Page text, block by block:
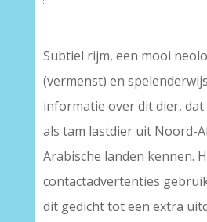
Subtiel rijm, een mooi
(vermenst) en
informatie over dit dier, dat
als tam lastdier uit Noord-
Arabische landen kennen.
contactadvertenties
dit gedicht tot een extra